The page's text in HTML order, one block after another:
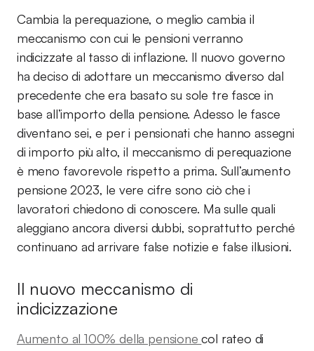
Cambia la perequazione, o meglio cambia il
meccanismo con cui le pensioni verranno
indicizzate al tasso di inflazione. Il nuovo governo
ha deciso di adottare un meccanismo diverso dal
precedente che era basato su sole tre fasce in
base all’importo della pensione. Adesso le fasce
diventano sei, e per i pensionati che hanno assegni
di importo più alto, il meccanismo di perequazione
è meno favorevole rispetto a prima. Sull’aumento
pensione 2023, le vere cifre sono ciò che i
lavoratori chiedono di conoscere. Ma sulle quali
aleggiano ancora diversi dubbi, soprattutto perché
continuano ad arrivare false notizie e false illusioni.
Il nuovo meccanismo di
indicizzazione
Aumento al 100% della pensionecol rateo di